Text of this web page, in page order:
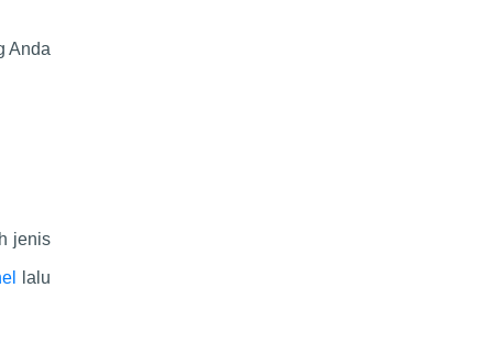
Anda
jenis
lalu